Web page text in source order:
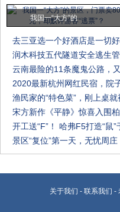
我国一“大方”的
去三亚选一个好酒店是一切
润木科技五代隧道安全逃生
云南最险的11条魔鬼公路，
2020最新杭州网红民宿，院
渔民家的“特色菜”，刚上桌
宋方新作《平静》惊喜入围
开工送“F”！ 哈弗F5打造“鼠”
景区“复位”第一天，无忧周
关于我们 - 联系我们 -